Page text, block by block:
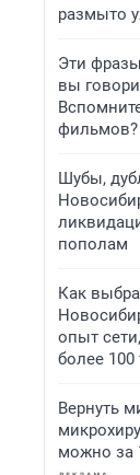
размыто
Эти
вы
фильмов?
Шубы,
пополам
Как
опыт
более
Вернуть
можно за